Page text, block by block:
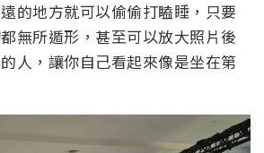
的地方就可以偷偷打瞌睡，只要
無所遁形，甚至可以放大照片後
人，讓你自己看起來像是坐在第